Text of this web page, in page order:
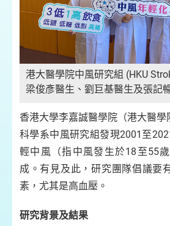
港大醫學院中風研究組 (HKU
梁俊彥醫生、劉巨基醫生及張記
香港大學李嘉誠醫學院（港大醫學
科學系中風研究組發現2001至
輕中風（指中風發生於18至55
成。有見及此，研究團隊倡議要
素，尤其是高血壓。
研究背景及結果